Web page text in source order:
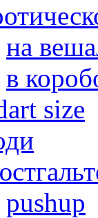
на
в
size
pushup